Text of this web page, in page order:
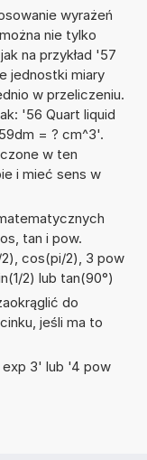
wyrażeń
nie tylko
na przykład '57
jednostki miary
w przeliczeniu.
'56 Quart liquid
= ? cm^3'.
w ten
i mieć sens w
tan i pow.
2), cos(pi/2), 3 pow
2) lub tan(90°)
do
jeśli ma to
3' lub '4 pow